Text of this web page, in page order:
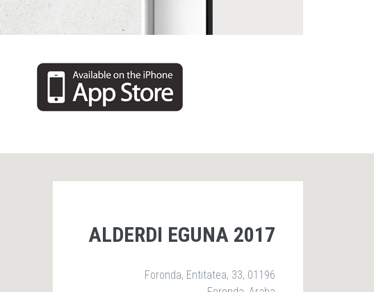
ALDERDI EGUNA 2017
Foronda, Entitatea, 33, 01196